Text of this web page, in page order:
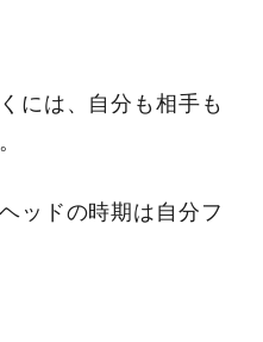
には、自分も相手も
ッドの時期は自分フ